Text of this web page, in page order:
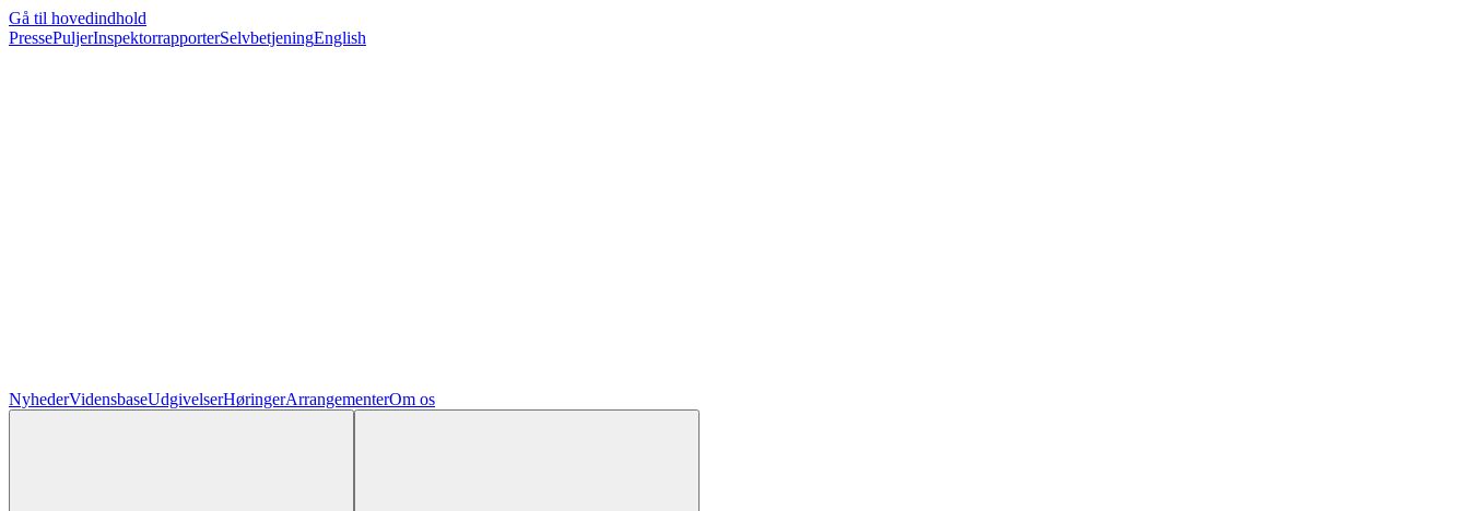
Gå til hovedindhold
PressePuljerInspektorrapporterSelvbetjeningEnglish
NyhederVidensbaseUdgivelserHøringerArrangementerOm os